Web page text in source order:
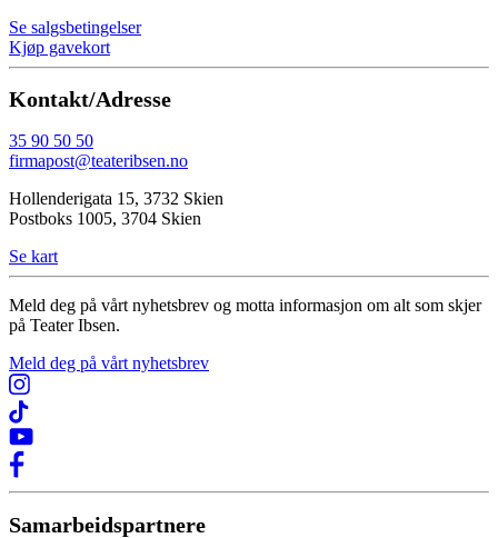
Se salgsbetingelser
Kjøp gavekort
Kontakt/Adresse
35 90 50 50
firmapost@teateribsen.no
Hollenderigata 15, 3732 Skien
Postboks 1005, 3704 Skien
Se kart
Meld deg på vårt nyhetsbrev og motta informasjon om alt som skjer
på Teater Ibsen.
Meld deg på vårt nyhetsbrev
Samarbeidspartnere